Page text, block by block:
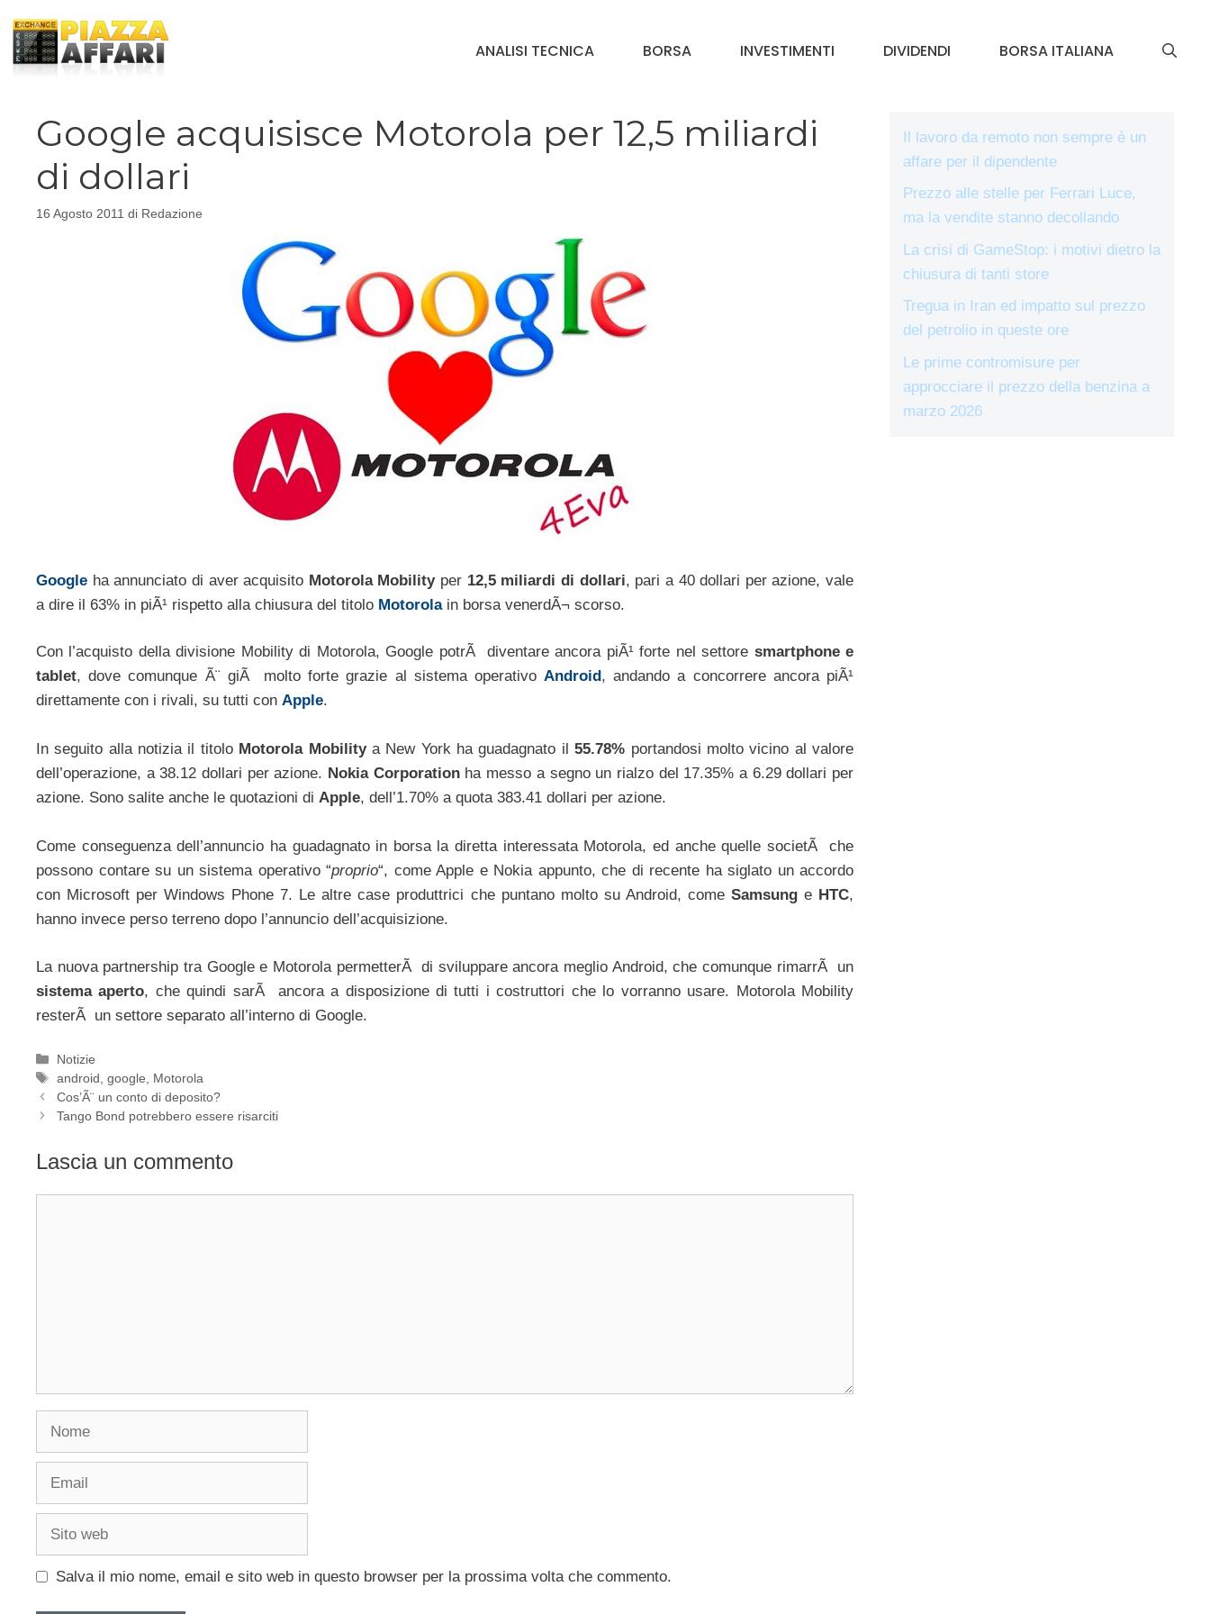
contenuto
ANALISI TECNICA BORSA INVESTIMENTI DIVIDENDI BORSA ITALIANA
Google acquisisce Motorola per 12,5 miliardi
di dollari
16 Agosto 2011 di Redazione
Google ha annunciato di aver acquisito Motorola Mobilityper 12,5 miliardi di dollari, pari a 40 dollari per azione, vale
a dire il 63% in piÃ¹ rispetto alla chiusura del titolo Motorolain borsa venerdÃ¬ scorso.
Con l’acquisto della divisione Mobility di Motorola, Google potrÃ diventare ancora piÃ¹ forte nel settore smartphone e
tablet, dove comunque Ã¨ giÃ molto forte grazie al sistema operativoAndroid, andando a concorrere ancora piÃ¹
direttamente con i rivali, su tutti con Apple.
In seguito alla notizia il titolo Motorola Mobilitya New York ha guadagnato il55.78% portandosi molto vicino al valore
dell’operazione, a 38.12 dollari per azione. Nokia Corporationha messo a segno un rialzo del 17.35% a 6.29 dollari per
azione. Sono salite anche le quotazioni di Apple, dell’1.70% a quota 383.41 dollari per azione.
Come conseguenza dell’annuncio ha guadagnato in borsa la diretta interessata Motorola, ed anche quelle societÃ che
possono contare su un sistema operativo “proprio“, come Apple e Nokia appunto, che di recente ha siglato un accordo
con Microsoft per Windows Phone 7. Le altre case produttrici che puntano molto su Android, come Samsunge HTC,
hanno invece perso terreno dopo l’annuncio dell’acquisizione.
La nuova partnership tra Google e Motorola permetterÃ di sviluppare ancora meglio Android, che comunque rimarrÃ un
sistema aperto, che quindi sarÃ ancora a disposizione di tutti i costruttori che lo vorranno usare. Motorola Mobility
resterÃ un settore separato all’interno di Google.
Categorie
Notizie
Tag
android ,google
Motorola
Cos’Ã¨ un conto di deposito?
Tango Bond potrebbero essere risarciti
Lascia un commento
Salva il mio nome, email e sito web in questo browser per la prossima volta che commento.
Il lavoro da remoto non sempre è un
affare per il dipendente
Prezzo alle stelle per Ferrari Luce,
ma la vendite stanno decollando
La crisi di GameStop: i motivi dietro la
chiusura di tanti store
Tregua in Iran ed impatto sul prezzo
del petrolio in queste ore
Le prime contromisure per
approcciare il prezzo della benzina a
marzo 2026